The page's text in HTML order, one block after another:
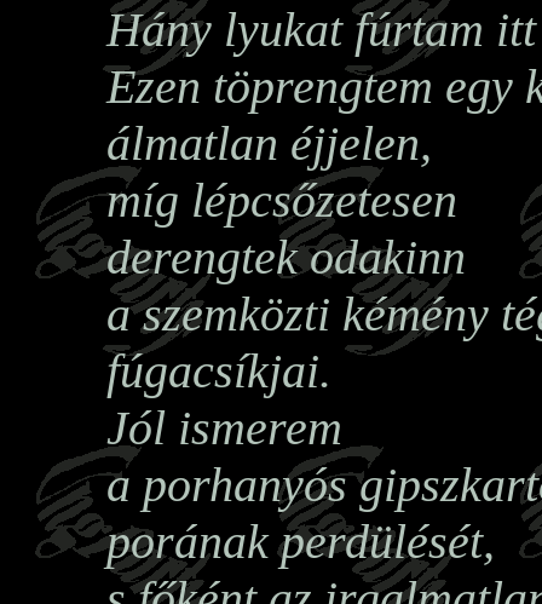
Hány lyukat fúrtam
Ezen töprengtem egy
álmatlan éjjelen,
míg lépcsőzetesen
derengtek odakinn
a szemközti kémény
fúgacsíkjai.
Jól ismerem
a porhanyós
porának perdülését,